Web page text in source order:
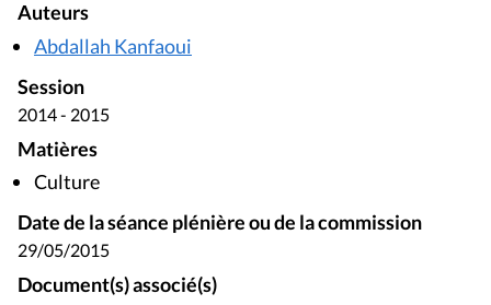
Auteurs
Abdallah Kanfaoui
Session
2014 - 2015
Matières
Culture
Date de la séance plénière ou de la commission
29/05/2015
Document(s) associé(s)